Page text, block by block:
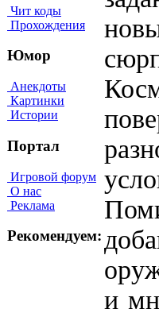
Чит коды
Прохождения
Юмор
Анекдоты
Картинки
Истории
Портал
Игровой форум
О нас
Реклама
Рекомендуем:
и